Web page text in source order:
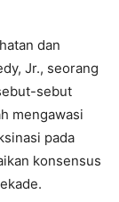
dan
Jr., seorang
sebut
mengawasi
pada
konsensus